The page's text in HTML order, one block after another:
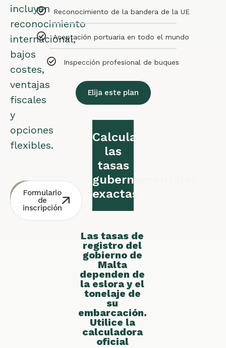
incluyen
reconocimiento
internacional,
bajos
costes,
ventajas
fiscales
y
opciones
flexibles.
Consulta
gratuita
Contacto
por
Whatsapp
Formulario
de
inscripción
Reconocimiento de la bandera de la UE
Aceptación portuaria en todo el mundo
Inspección profesional de buques
Elija este plan
Calcular
las
tasas
gubernamentales
exactas
Las tasas de
registro del
gobierno de
Malta
dependen de
la eslora y el
tonelaje de
su
embarcación.
Utilice la
calculadora
oficial